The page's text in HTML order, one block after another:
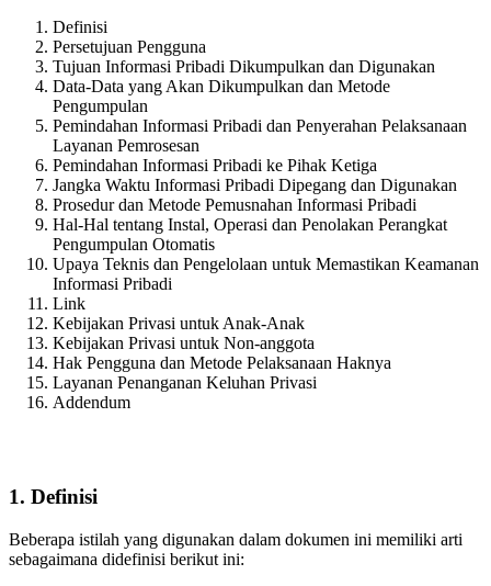
Definisi
Persetujuan Pengguna
Tujuan Informasi Pribadi Dikumpulkan dan Digunakan
Data-Data yang Akan Dikumpulkan dan Metode
Pengumpulan
Pemindahan Informasi Pribadi dan Penyerahan Pelaksanaan
Layanan Pemrosesan
Pemindahan Informasi Pribadi ke Pihak Ketiga
Jangka Waktu Informasi Pribadi Dipegang dan Digunakan
Prosedur dan Metode Pemusnahan Informasi Pribadi
Hal-Hal tentang Instal, Operasi dan Penolakan Perangkat
Pengumpulan Otomatis
Upaya Teknis dan Pengelolaan untuk Memastikan Keamanan
Informasi Pribadi
Link
Kebijakan Privasi untuk Anak-Anak
Kebijakan Privasi untuk Non-anggota
Hak Pengguna dan Metode Pelaksanaan Haknya
Layanan Penanganan Keluhan Privasi
Addendum
1. Definisi
Beberapa istilah yang digunakan dalam dokumen ini memiliki arti
sebagaimana didefinisi berikut ini: